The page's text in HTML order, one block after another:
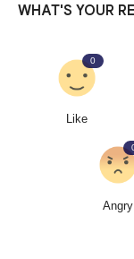
WHAT'S YOUR
Like
0
Angry